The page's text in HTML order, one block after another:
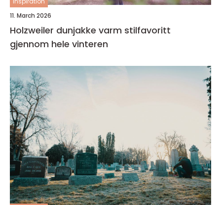
11. March 2026
Holzweiler dunjakke varm stilfavoritt
gjennom hele vinteren